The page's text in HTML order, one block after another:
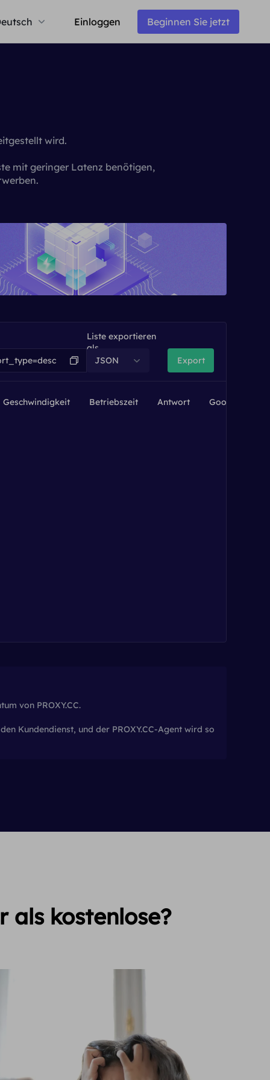
Einloggen Beginnen Sie jetzt
wird.
mit geringer Latenz benötigen,
Liste exportieren
als
JSON
Export
Geschwindigkeit Betriebszeit Antwort Google
von PROXY.CC.
Kundendienst, und der PROXY.CC-Agent wird so
als kostenlose?